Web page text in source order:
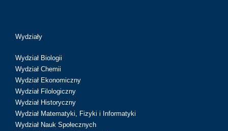
Wydziały
Wydział Biologii
Wydział Chemii
Wydział Ekonomiczny
Wydział Filologiczny
Wydział Historyczny
Wydział Matematyki, Fizyki i Informatyki
Wydział Nauk Społecznych